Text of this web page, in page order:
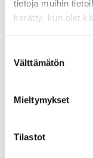
tietoja muihin
kerätty, kun olet
valinta
Välttämätön
Mieltymykset
Tilastot
Pasi Turtio
Paikallista